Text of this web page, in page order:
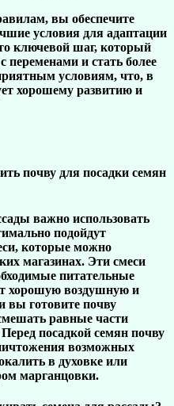
вы обеспечите
условия для адаптации
ключевой шаг, который
переменами и стать более
условиям, что, в
хорошему развитию и
почву для посадки семян
важно использовать
подойдут
которые можно
магазинах. Эти смеси
питательные
хорошую воздушную и
вы готовите почву
равные части
посадкой семян почву
возможных
в духовке или
марганцовки.